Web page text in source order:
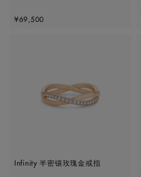
Original price
¥69,500
Infinity 半密镶玫瑰金戒指